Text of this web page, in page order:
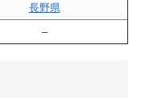
長野県
–